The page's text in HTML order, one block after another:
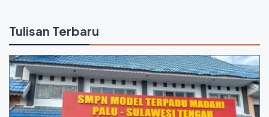
Tulisan Terbaru